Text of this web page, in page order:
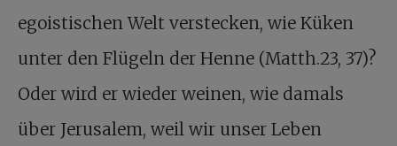
egoistischen Welt verstecken, wie Küken
unter den Flügeln der Henne (Matth.23, 37)?
Oder wird er wieder weinen, wie damals
über Jerusalem, weil wir unser Leben